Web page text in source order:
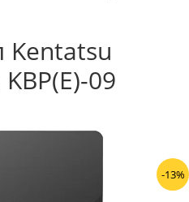
Kentatsu
09
-13%